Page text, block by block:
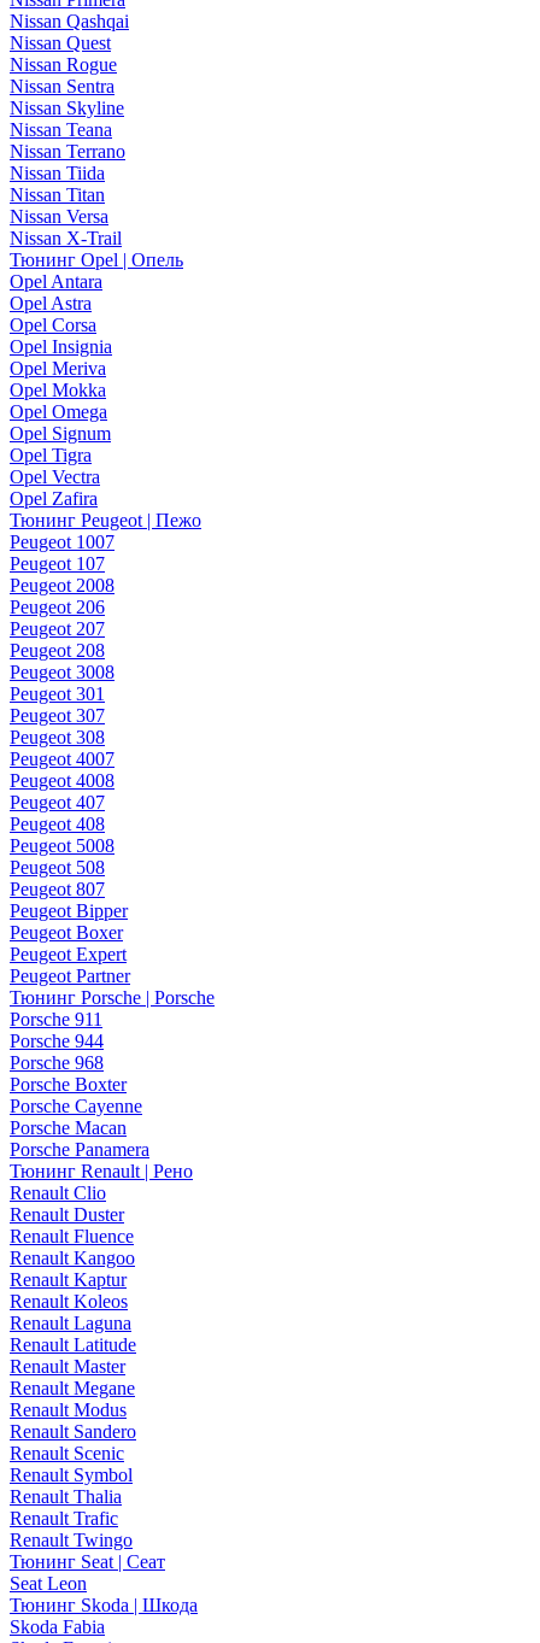
Nissan Qashqai
Nissan Quest
Nissan Rogue
Nissan Sentra
Nissan Skyline
Nissan Teana
Nissan Terrano
Nissan Tiida
Nissan Titan
Nissan Versa
Nissan X-Trail
Тюнинг Opel | Опель
Opel Antara
Opel Astra
Opel Corsa
Opel Insignia
Opel Meriva
Opel Mokka
Opel Omega
Opel Signum
Opel Tigra
Opel Vectra
Opel Zafira
Тюнинг Peugeot | Пежо
Peugeot 1007
Peugeot 107
Peugeot 2008
Peugeot 206
Peugeot 207
Peugeot 208
Peugeot 3008
Peugeot 301
Peugeot 307
Peugeot 308
Peugeot 4007
Peugeot 4008
Peugeot 407
Peugeot 408
Peugeot 5008
Peugeot 508
Peugeot 807
Peugeot Bipper
Peugeot Boxer
Peugeot Expert
Peugeot Partner
Тюнинг Porsche | Porsche
Porsche 911
Porsche 944
Porsche 968
Porsche Boxter
Porsche Cayenne
Porsche Macan
Porsche Panamera
Тюнинг Renault | Рено
Renault Clio
Renault Duster
Renault Fluence
Renault Kangoo
Renault Kaptur
Renault Koleos
Renault Laguna
Renault Latitude
Renault Master
Renault Megane
Renault Modus
Renault Sandero
Renault Scenic
Renault Symbol
Renault Thalia
Renault Trafic
Renault Twingo
Тюнинг Seat | Сеат
Seat Leon
Тюнинг Skoda | Шкода
Skoda Fabia